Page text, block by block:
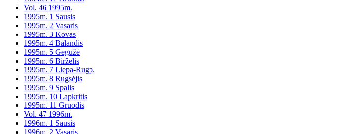
Vol. 46 1995m.
1995m. 1 Sausis
1995m. 2 Vasaris
1995m. 3 Kovas
1995m. 4 Balandis
1995m. 5 Gegužė
1995m. 6 Birželis
1995m. 7 Liepa-Rugp.
1995m. 8 Rugsėjis
1995m. 9 Spalis
1995m. 10 Lapkritis
1995m. 11 Gruodis
Vol. 47 1996m.
1996m. 1 Sausis
1996m. 2 Vasaris